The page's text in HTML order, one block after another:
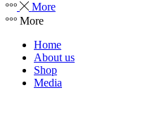
More
More
Home
About us
Shop
Media